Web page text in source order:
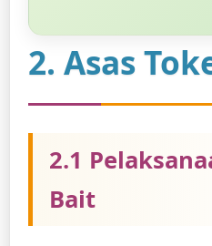
2. Asas
2.1
Bait